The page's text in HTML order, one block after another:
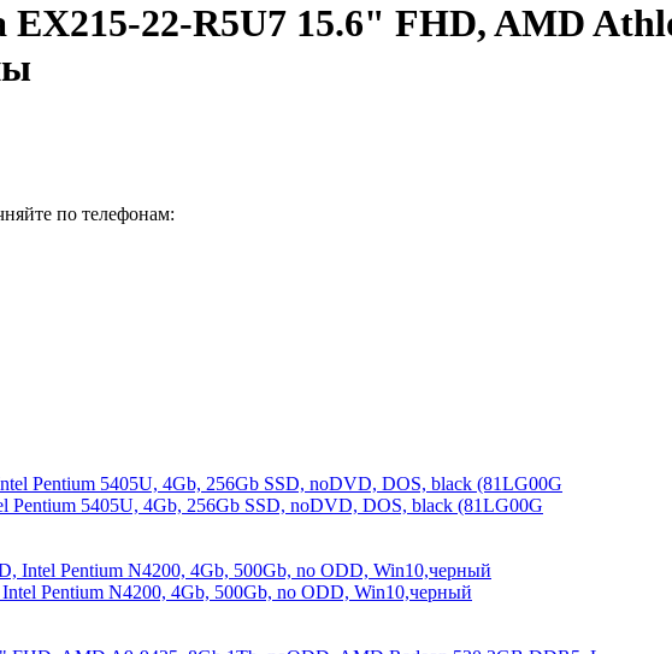
EX215-22-R5U7 15.6" FHD, AMD
по телефонам:
5405U, 4Gb, 256Gb SSD, noDVD, DOS, black (81LG00G
Pentium N4200, 4Gb, 500Gb, no ODD, Win10,черный